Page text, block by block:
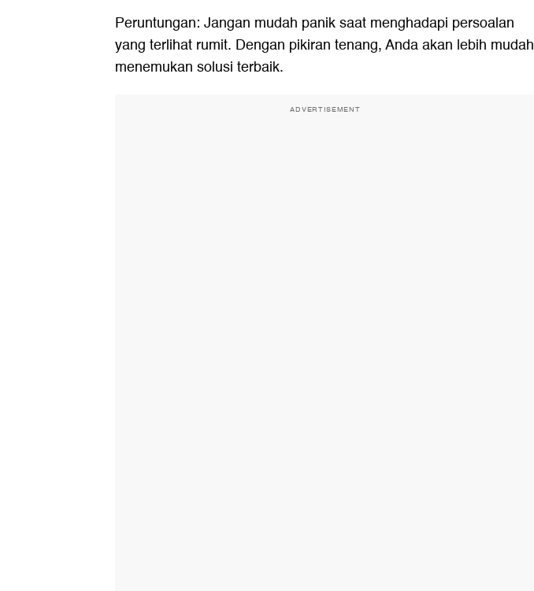
Peruntungan: Jangan mudah panik saat menghadapi persoalan
yang terlihat rumit. Dengan pikiran tenang, Anda akan lebih mudah
menemukan solusi terbaik.
ADVERTISEMENT